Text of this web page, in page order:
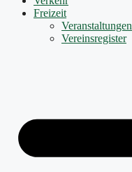
Freizeit
Veranstaltungen
Vereinsregister